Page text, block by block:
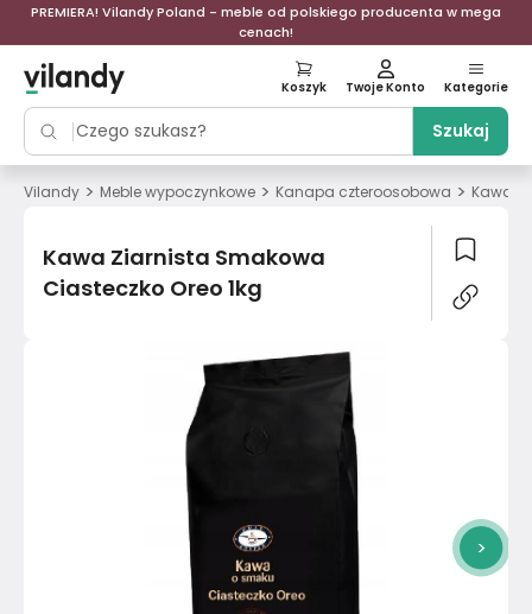
PREMIERA! Vilandy Poland - meble od polskiego producenta w mega
cenach!
Szukaj
Koszyk Twoje Konto Kategorie
Vilandy > Meble wypoczynkowe > Kanapa czteroosobowa > Kawa
Kawa Ziarnista Smakowa
Ciasteczko Oreo 1kg
>